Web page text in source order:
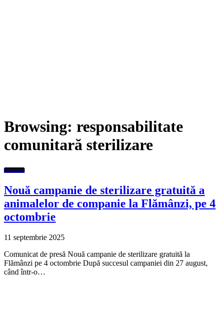
Browsing: responsabilitate
comunitară sterilizare
Featured
Nouă campanie de sterilizare gratuită a
animalelor de companie la Flămânzi, pe 4
octombrie
11 septembrie 2025
Comunicat de presă Nouă campanie de sterilizare gratuită la
Flămânzi pe 4 octombrie După succesul campaniei din 27 august,
când într-o…